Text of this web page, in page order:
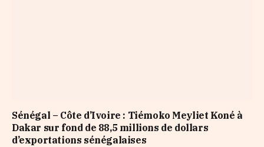
Sénégal – Côte d’Ivoire : Tiémoko Meyliet Koné à
Dakar sur fond de 88,5 millions de dollars
d’exportations sénégalaises